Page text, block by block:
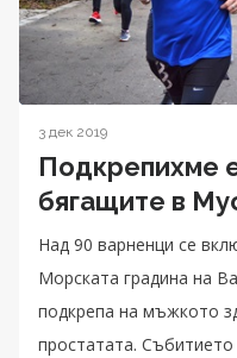
3 дек 2019
Подкрепихме
бягащите в
Над 90 варненци се
Морската градина на
подкрепа на мъжкото
простатата.